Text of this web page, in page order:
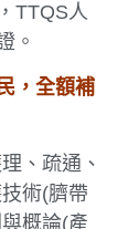
TTQS人
。
，全額補
、疏通、
術(臍帶
概論(產